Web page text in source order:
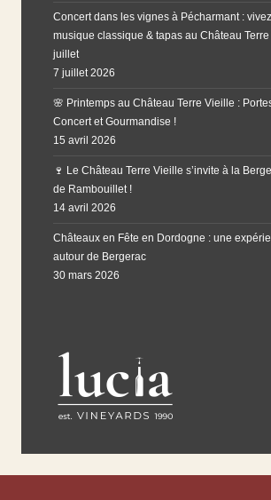
Concert dans les vignes à Pécharmant :
musique classique & tapas au Château
juillet
7 juillet 2026
🌸 Printemps au Château Terre Vieille :
Concert et Gourmandise !
15 avril 2026
🍷 Le Château Terre Vieille s’invite à la
de Rambouillet !
14 avril 2026
Châteaux en Fête en Dordogne : une
autour de Bergerac
30 mars 2026